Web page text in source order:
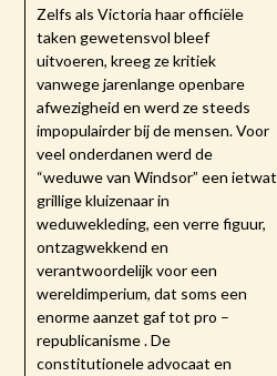
Zelfs als Victoria haar officiële
taken gewetensvol bleef
uitvoeren, kreeg ze kritiek
vanwege jarenlange openbare
afwezigheid en werd ze steeds
impopulairder bij de mensen. Voor
veel onderdanen werd de
“weduwe van Windsor” een ietwat
grillige kluizenaar in
weduwekleding, een verre figuur,
ontzagwekkend en
verantwoordelijk voor een
wereldimperium, dat soms een
enorme aanzet gaf tot pro –
republicanisme . De
constitutionele advocaat en